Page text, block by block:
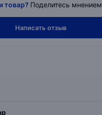
товар? Поделитесь мнением
Написать отзыв